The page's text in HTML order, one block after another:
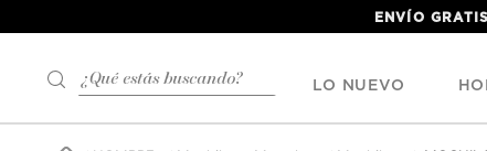
ENVÍO
LO NUEVO